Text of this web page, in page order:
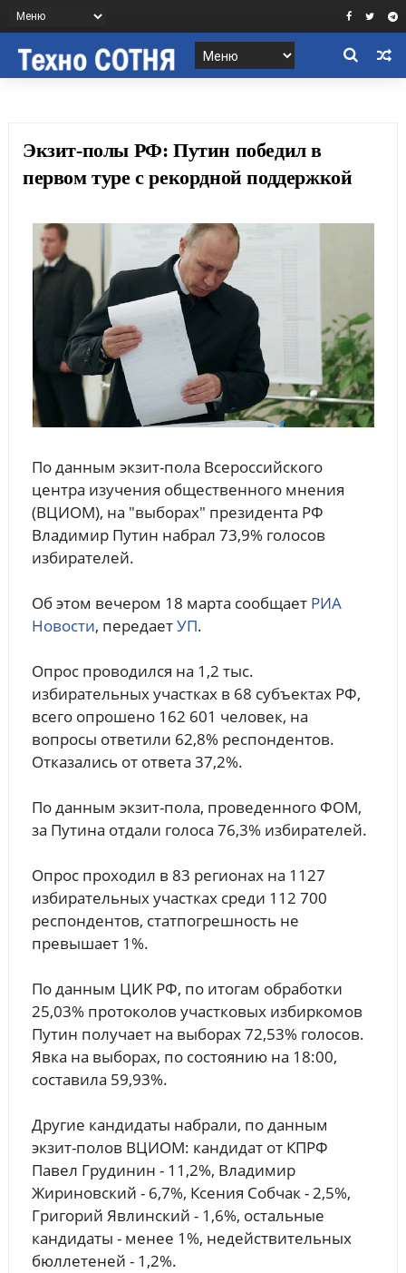
Экзит-полы РФ: Путин победил в
первом туре с рекордной поддержкой
По данным экзит-пола Всероссийского
центра изучения общественного мнения
(ВЦИОМ), на "выборах" президента РФ
Владимир Путин набрал 73,9% голосов
избирателей.
Об этом вечером 18 марта сообщает РИА
Новости, передаетУП.
Опрос проводился на 1,2 тыс.
избирательных участках в 68 субъектах РФ,
всего опрошено 162 601 человек, на
вопросы ответили 62,8% респондентов.
Отказались от ответа 37,2%.
По данным экзит-пола, проведенного ФОМ,
за Путина отдали голоса 76,3% избирателей.
Опрос проходил в 83 регионах на 1127
избирательных участках среди 112 700
респондентов, статпогрешность не
превышает 1%.
По данным ЦИК РФ, по итогам обработки
25,03% протоколов участковых избиркомов
Путин получает на выборах 72,53% голосов.
Явка на выборах, по состоянию на 18:00,
составила 59,93%.
Другие кандидаты набрали, по данным
экзит-полов ВЦИОМ: кандидат от КПРФ
Павел Грудинин - 11,2%, Владимир
Жириновский - 6,7%, Ксения Собчак - 2,5%,
Григорий Явлинский - 1,6%, остальные
кандидаты - менее 1%, недействительных
бюллетеней - 1,2%.